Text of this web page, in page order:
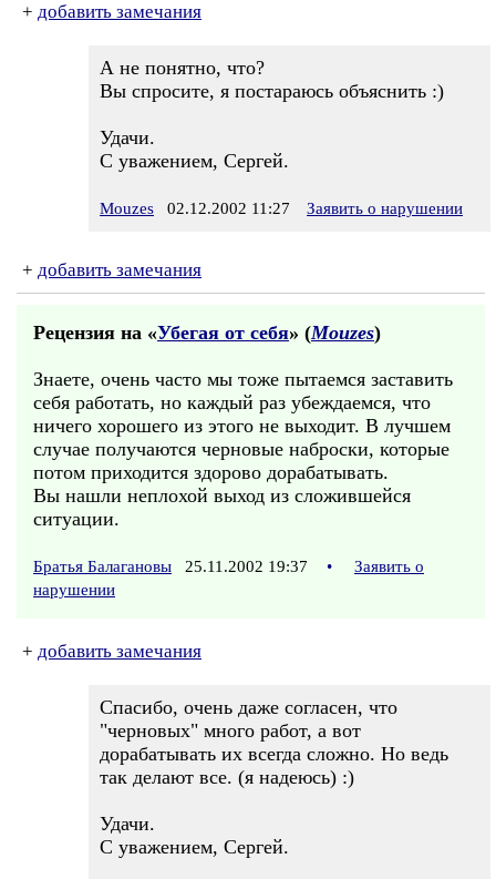
+ добавить замечания
А не понятно, что?
Вы спросите, я постараюсь объяснить :)
Удачи.
С уважением, Сергей.
Mouzes 02.12.2002 11:27 Заявить о нарушении
+ добавить замечания
Рецензия на «Убегая от себя» (Mouzes)
Знаете, очень часто мы тоже пытаемся заставить
себя работать, но каждый раз убеждаемся, что
ничего хорошего из этого не выходит. В лучшем
случае получаются черновые наброски, которые
потом приходится здорово дорабатывать.
Вы нашли неплохой выход из сложившейся
ситуации.
Братья Балагановы 25.11.2002 19:37 •
Заявить о
нарушении
+ добавить замечания
Спасибо, очень даже согласен, что
"черновых" много работ, а вот
дорабатывать их всегда сложно. Но ведь
так делают все. (я надеюсь) :)
Удачи.
С уважением, Сергей.